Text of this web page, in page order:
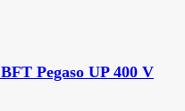
Pegaso UP 400 V